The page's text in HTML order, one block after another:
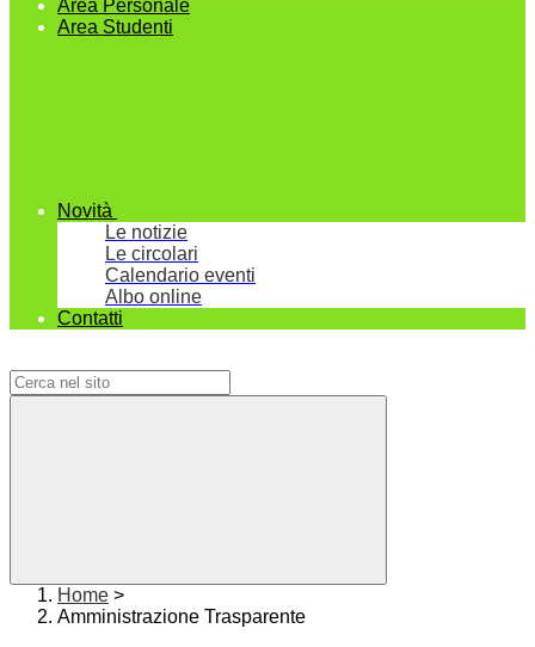
Area Personale
Area Studenti
Novità
Le notizie
Le circolari
Calendario eventi
Albo online
Contatti
Home >
Amministrazione Trasparente